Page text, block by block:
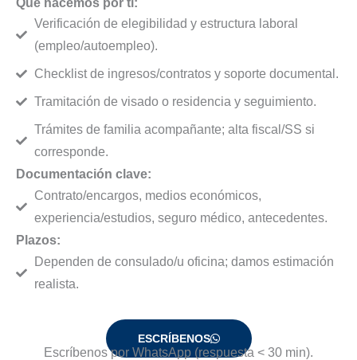
Verificación de elegibilidad y estructura laboral
(empleo/autoempleo).
Checklist de ingresos/contratos y soporte documental.
Tramitación de visado o residencia y seguimiento.
Trámites de familia acompañante; alta fiscal/SS si
corresponde.
Documentación clave:
Contrato/encargos, medios económicos,
experiencia/estudios, seguro médico, antecedentes.
Plazos:
Dependen de consulado/u oficina; damos estimación
realista.
ESCRÍBENOS
Escríbenos por WhatsApp (respuesta < 30 min).